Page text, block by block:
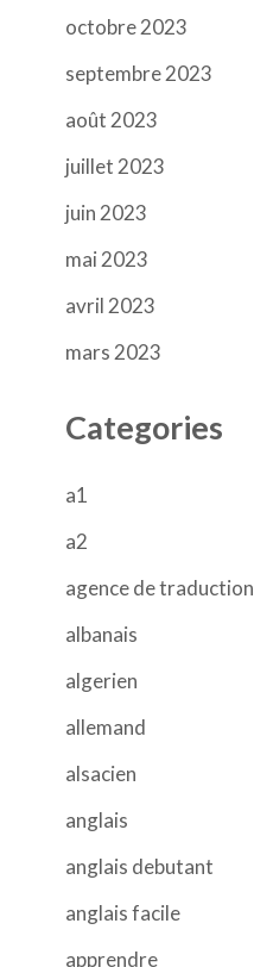
octobre 2023
septembre 2023
août 2023
juillet 2023
juin 2023
mai 2023
avril 2023
mars 2023
Categories
a1
a2
agence de traduction
albanais
algerien
allemand
alsacien
anglais
anglais debutant
anglais facile
apprendre